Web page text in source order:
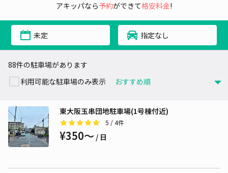
アキッパなら予約ができて格安料金!
未定 指定なし
88件の駐車場があります
利用可能な駐車場のみ表示
東大阪玉串団地駐車場(1号棟付近)
5 / 4件
¥350〜 / 日